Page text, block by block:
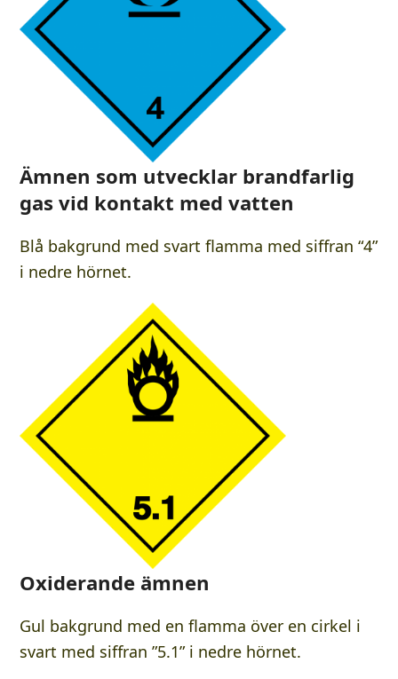
Ämnen som utvecklar brandfarlig
gas vid kontakt med vatten
Blå bakgrund med svart flamma med siffran “4”
i nedre hörnet.
Oxiderande ämnen
Gul bakgrund med en flamma över en cirkel i
svart med siffran ”5.1” i nedre hörnet.